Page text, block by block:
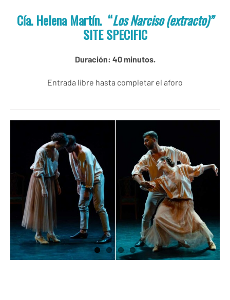
Cía. Helena Martín. “Los Narciso (extracto)”
SITE SPECIFIC
Duración: 40 minutos.
Entrada libre hasta completar el aforo